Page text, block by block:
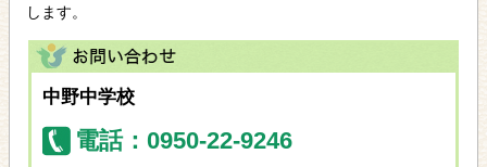
します。
中野中学校
電話：0950-22-9246